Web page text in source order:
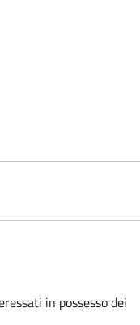
in possesso dei